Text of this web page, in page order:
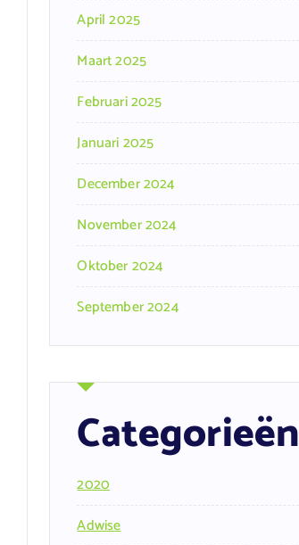
April 2025
Maart 2025
Februari 2025
Januari 2025
December 2024
November 2024
Oktober 2024
September 2024
Categorieën
2020
Adwise